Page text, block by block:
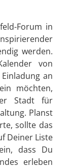
Forum in
werden.
von
an
möchten,
Stadt für
Planst
sollte das
Deiner Liste
dass Du
erleben